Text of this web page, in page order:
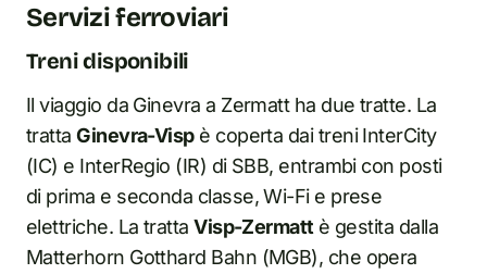
Servizi ferroviari
Treni disponibili
Il viaggio da Ginevra a Zermatt ha due tratte. La
trattaGinevra-Vispè coperta dai treni InterCity
(IC) e InterRegio (IR) di SBB, entrambi con posti
di prima e seconda classe, Wi-Fi e prese
elettriche. La trattaVisp-Zermatt è gestita dalla
Matterhorn Gotthard Bahn (MGB), che opera